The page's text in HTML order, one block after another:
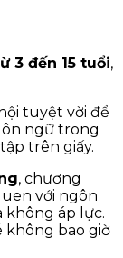
3 đến 15 tuổi,
tuyệt vời để
ngữ trong
trên giấy.
, chương
với ngôn
không áp lực.
không bao giờ